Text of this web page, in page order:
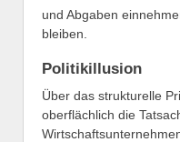
und Abgaben
bleiben.
Politikillusion
Über das strukturelle
oberflächlich die